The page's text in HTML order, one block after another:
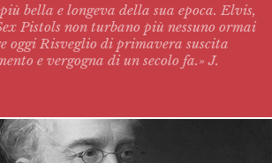
bella e longeva della sua epoca. Elvis,
Pistols non turbano più nessuno ormai
oggi Risveglio di primavera suscita
e vergogna di un secolo fa.» J.